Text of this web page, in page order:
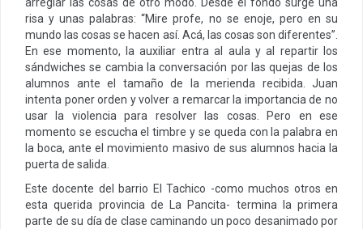
risa y unas palabras: “Mire profe, no se enoje, pero en su
mundo las cosas se hacen así. Acá, las cosas son diferentes”.
En ese momento, la auxiliar entra al aula y al repartir los
sándwiches se cambia la conversación por las quejas de los
alumnos ante el tamaño de la merienda recibida. Juan
intenta poner orden y volver a remarcar la importancia de no
usar la violencia para resolver las cosas. Pero en ese
momento se escucha el timbre y se queda con la palabra en
la boca, ante el movimiento masivo de sus alumnos hacia la
puerta de salida.
Este docente del barrio El Tachico -como muchos otros en
esta querida provincia de La Pancita- termina la primera
parte de su día de clase caminando un poco desanimado por